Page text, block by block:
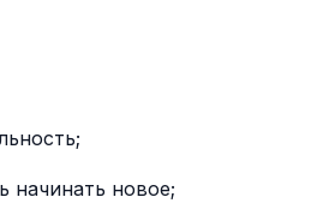
начинать новое;